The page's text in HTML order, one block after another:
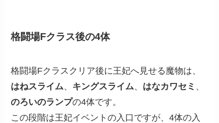
格闘場Fクラス後の4体
格闘場Fクラスクリア後に王妃へ見せる魔物は、
はねスライム、 キングスライム、 はなカワセミ 、
のろいのランプの4体です。
この段階は王妃イベントの入口ですが、4体の入